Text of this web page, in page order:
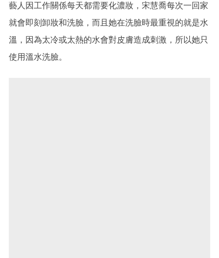
藝人因工作關係每天都需要化濃妝，宋慧喬每次一回家
就會即刻卸妝和洗臉，而且她在洗臉時最重視的就是水
溫，因為太冷或太熱的水會對皮膚造成刺激，所以她只
使用溫水洗臉。